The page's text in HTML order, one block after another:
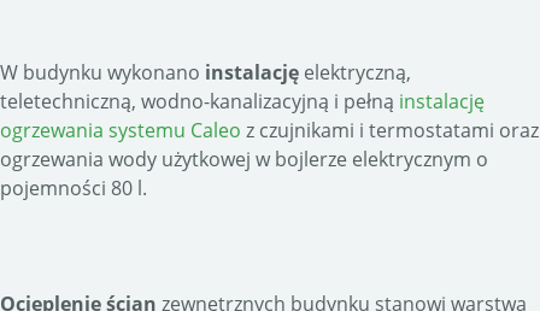
W budynku wykonano instalację elektryczną,
teletechniczną, wodno-kanalizacyjną i pełną instalację
ogrzewania systemu Caleo z czujnikami i termostatami oraz
ogrzewania wody użytkowej w bojlerze elektrycznym o
pojemności 80 l.
Ocieplenie ścian zewnętrznych budynku stanowi warstwa